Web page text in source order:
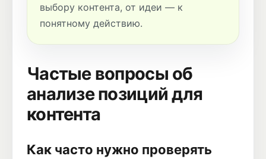
выбору контента, от идеи — к
понятному действию.
Частые вопросы об
анализе позиций для
контента
Как часто нужно проверять